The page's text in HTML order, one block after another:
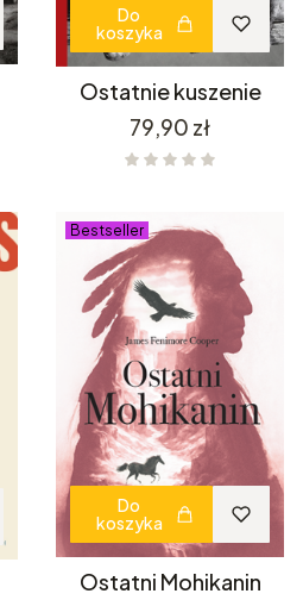
Do
koszyka
Ostatnie kuszenie
Cena
79,90 zł
Bestseller
Do
koszyka
Ostatni Mohikanin